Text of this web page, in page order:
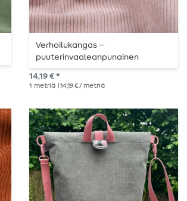
Verhoilukangas –
puuterinvaaleanpunainen
corduroy
14,19 € *
1 metriä | 14,19 € / metriä